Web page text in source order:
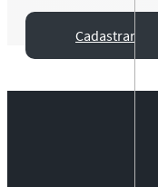
Cadastrar